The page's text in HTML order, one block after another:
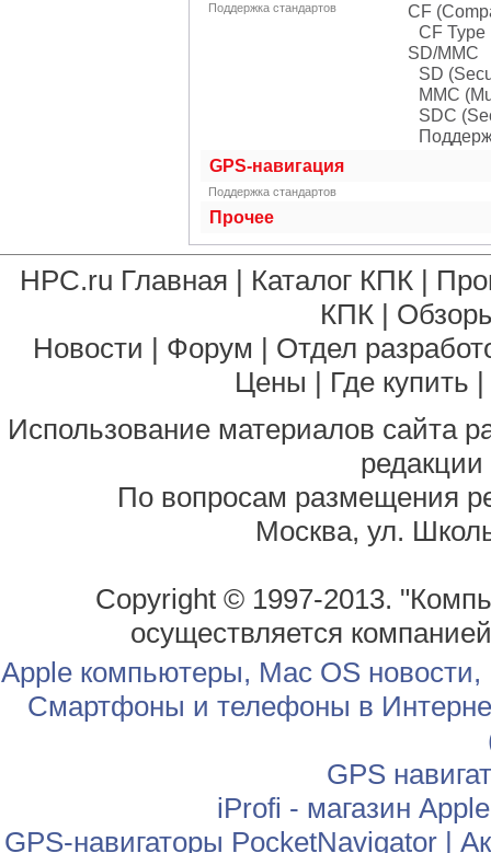
Поддержка стандартов
CF
CF Type
SD/MMC
SD
MMC
SDC
GPS-навигация
Поддержка стандартов
Прочее
HPC.ru Главная | Каталог КПК |
КПК |
Новости | Форум | Отдел
Цены | Где купить |
Использование материалов сайта
По вопросам размещения
Москва, ул.
Copyright © 1997-2013.
осуществляется
Apple компьютеры, Mac OS
Смартфоны и телефоны в
GPS
iProfi - магазин
GPS-навигаторы PocketNavigator|